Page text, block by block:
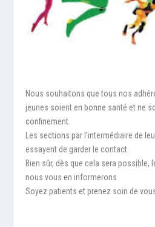
Nous souhaitons que tous nos
jeunes soient en bonne santé et ne
confinement.
Les sections par l’intermédiaire de
essayent de garder le contact.
Bien sûr, dès que cela sera possible,
nous vous en informerons
Soyez patients et prenez soin de